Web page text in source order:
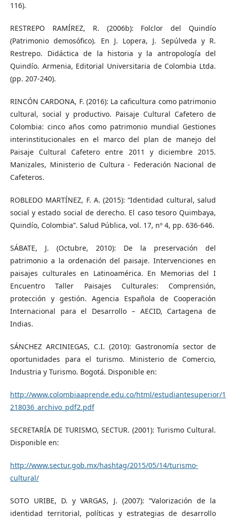
116).
RESTREPO RAMÍREZ, R. (2006b): Folclor del Quindío
(Patrimonio demosófico). En J. Lopera, J. Sepúlveda y R.
Restrepo. Didáctica de la historia y la antropología del
Quindío. Armenia, Editorial Universitaria de Colombia Ltda.
(pp. 207-240).
RINCÓN CARDONA, F. (2016): La caficultura como patrimonio
cultural, social y productivo. Paisaje Cultural Cafetero de
Colombia: cinco años como patrimonio mundial Gestiones
interinstitucionales en el marco del plan de manejo del
Paisaje Cultural Cafetero entre 2011 y diciembre 2015.
Manizales, Ministerio de Cultura - Federación Nacional de
Cafeteros.
ROBLEDO MARTÍNEZ, F. A. (2015): “Identidad cultural, salud
social y estado social de derecho. El caso tesoro Quimbaya,
Quindío, Colombia”. Salud Pública, vol. 17, nº 4, pp. 636-646.
SÁBATE, J. (Octubre, 2010): De la preservación del
patrimonio a la ordenación del paisaje. Intervenciones en
paisajes culturales en Latinoamérica. En Memorias del I
Encuentro Taller Paisajes Culturales: Comprensión,
protección y gestión. Agencia Española de Cooperación
Internacional para el Desarrollo – AECID, Cartagena de
Indias.
SÁNCHEZ ARCINIEGAS, C.I. (2010): Gastronomía sector de
oportunidades para el turismo. Ministerio de Comercio,
Industria y Turismo. Bogotá. Disponible en:
http://www.colombiaaprende.edu.co/html/estudiantesuperior/
218036_archivo_pdf2.pdf
SECRETARÍA DE TURISMO, SECTUR. (2001): Turismo Cultural.
Disponible en:
http://www.sectur.gob.mx/hashtag/2015/05/14/turismo-
cultural/
SOTO URIBE, D. y VARGAS, J. (2007): “Valorización de la
identidad territorial, políticas y estrategias de desarrollo